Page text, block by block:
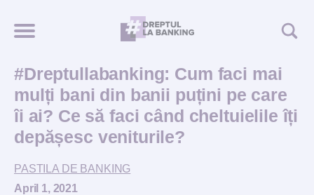
#Dreptullabanking: Cum faci mai
mulți bani din banii puțini pe care
îi ai? Ce să faci când cheltuielile îți
depășesc veniturile?
PASTILA DE BANKING
April 1, 2021